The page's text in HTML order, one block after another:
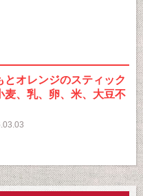
とオレンジのスティック
麦、乳、卵、米、大豆不